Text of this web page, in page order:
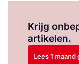
Krijg
artikelen.
Lees 1 maand